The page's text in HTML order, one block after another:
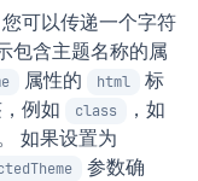
可以传递一个字符
包含主题名称的属
属性的 html
标
例如
class
，如
。 如果设置为
参数确